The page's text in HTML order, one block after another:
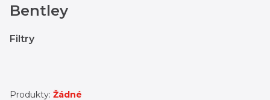
Bentley
Filtry
Produkty: Žádné